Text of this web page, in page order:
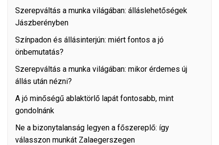
Szerepváltás a munka világában: álláslehetőségek
Jászberényben
Színpadon és állásinterjún: miért fontos a jó
önbemutatás?
Szerepváltás a munka világában: mikor érdemes új
állás után nézni?
A jó minőségű ablaktörlő lapát fontosabb, mint
gondolnánk
Ne a bizonytalanság legyen a főszereplő: így
válasszon munkát Zalaegerszegen